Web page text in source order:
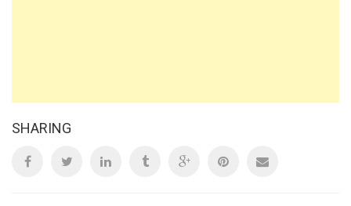
SHARING